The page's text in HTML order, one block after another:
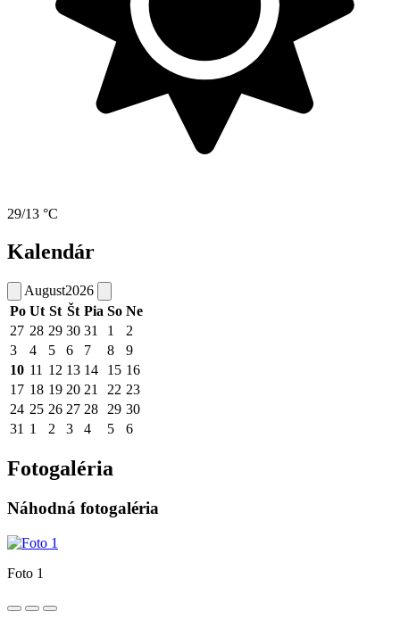
29/13 °C
Kalendár
August2026
Po Ut St Št Pia So Ne
27 28 29 30 31 1
2
3
4 5 6 7 8
9
10 11 12 13 14 15 16
17 18 19 20 21 22 23
24 25 26 27 28 29 30
31 1 2 3 4 5 6
Fotogaléria
Náhodná fotogaléria
Foto 1